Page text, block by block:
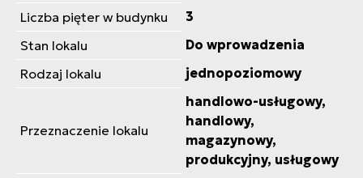
Liczba pięter w budynku
3
Stan lokalu
Do wprowadzenia
Rodzaj lokalu
jednopoziomowy
Przeznaczenie lokalu
handlowo-usługowy,
handlowy,
magazynowy,
produkcyjny, usługowy